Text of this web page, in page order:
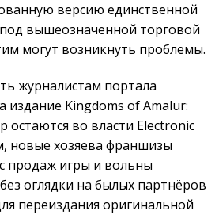
версию единственной
вышеозначенной торговой
могут возникнуть проблемы.
журналистам портала
издание Kingdoms of Amalur:
остаются во власти Electronic
новые хозяева франшизы
продаж игры и вольны
оглядки на былых партнёров
переиздания оригинальной